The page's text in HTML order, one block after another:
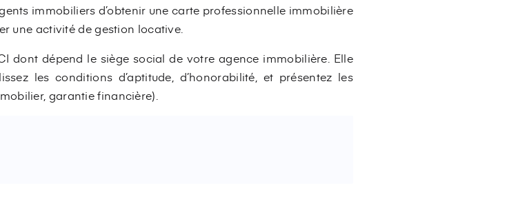
immobiliers d’obtenir une carte professionnelle immobilière
une activité de gestion locative.
dont dépend le siège social de votre agence immobilière. Elle
les conditions d’aptitude, d’honorabilité, et présentez les
garantie financière).